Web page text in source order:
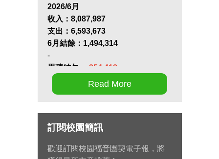
2026/6月
收入：8,087,987
支出：6,593,673
6月結餘： 1,494,314
-
累積結欠：
-254,418
第十七屆畢業生同行營將於九月 11
告。
九月 15 日至十月 2 日期間，總幹
Read More
訂閱校園簡訊
歡迎訂閱校園福音團契電子報，將